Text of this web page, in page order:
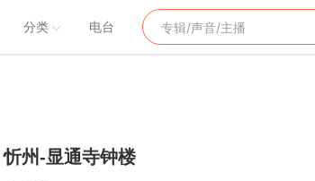
分类 电台
忻州-显通寺钟楼